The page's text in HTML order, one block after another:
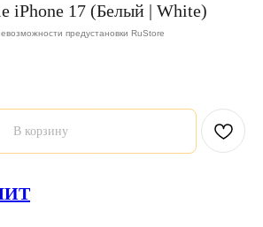
iPhone 17 (Белый | White)
предустановки RuStore
В корзину